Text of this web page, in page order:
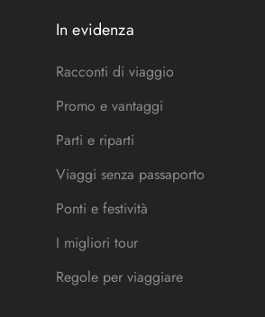
In evidenza
Racconti di viaggio
Promo e vantaggi
Parti e riparti
Viaggi senza passaporto
Ponti e festività
I migliori tour
Regole per viaggiare